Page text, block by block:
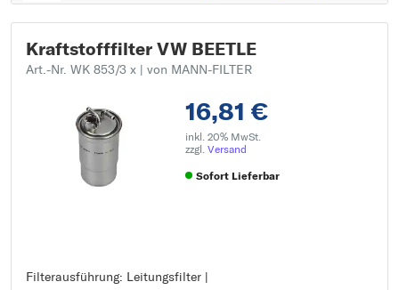
Kraftstofffilter VW BEETLE
Art.-Nr. WK 853/3 x | von MANN-FILTER
16,81 €
inkl. 20% MwSt.
zzgl. Versand
Sofort Lieferbar
Filterausführung: Leitungsfilter |
Filterausführung: Leitungsfilter